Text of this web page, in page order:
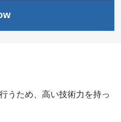
うため、高い技術力を持っ